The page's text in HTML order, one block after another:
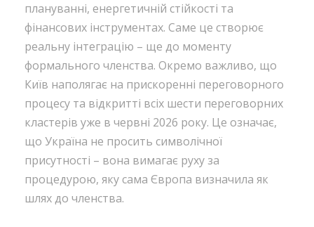
плануванні, енергетичній стійкості та
фінансових інструментах. Саме це створює
реальну інтеграцію – ще до моменту
формального членства. Окремо важливо, що
Київ наполягає на прискоренні переговорного
процесу та відкритті всіх шести переговорних
кластерів уже в червні 2026 року. Це означає,
що Україна не просить символічної
присутності – вона вимагає руху за
процедурою, яку сама Європа визначила як
шлях до членства.